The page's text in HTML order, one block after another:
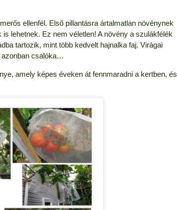
ellenfél. Első pillantásra ártalmatlan növénynek
lehetnek. Ez nem véletlen! A növény a szulákfélék
tartozik, mint több kedvelt hajnalka faj. Virágai
azonban csalóka…
amely képes éveken át fennmaradni a kertben, és